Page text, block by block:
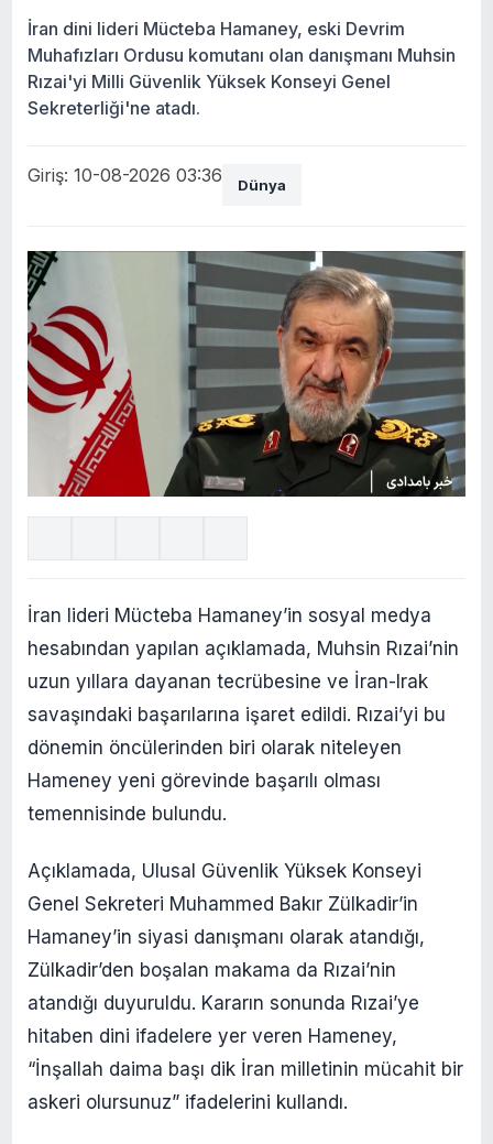
İran dini lideri Mücteba Hamaney, eski Devrim
Muhafızları Ordusu komutanı olan danışmanı Muhsin
Rızai'yi Milli Güvenlik Yüksek Konseyi Genel
Sekreterliği'ne atadı.
Giriş: 10-08-2026 03:36 Dünya
İran lideri Mücteba Hamaney’in sosyal medya
hesabından yapılan açıklamada, Muhsin Rızai’nin
uzun yıllara dayanan tecrübesine ve İran-Irak
savaşındaki başarılarına işaret edildi. Rızai’yi bu
dönemin öncülerinden biri olarak niteleyen
Hameney yeni görevinde başarılı olması
temennisinde bulundu.
Açıklamada, Ulusal Güvenlik Yüksek Konseyi
Genel Sekreteri Muhammed Bakır Zülkadir’in
Hamaney’in siyasi danışmanı olarak atandığı,
Zülkadir’den boşalan makama da Rızai’nin
atandığı duyuruldu. Kararın sonunda Rızai’ye
hitaben dini ifadelere yer veren Hameney,
“İnşallah daima başı dik İran milletinin mücahit bir
askeri olursunuz” ifadelerini kullandı.